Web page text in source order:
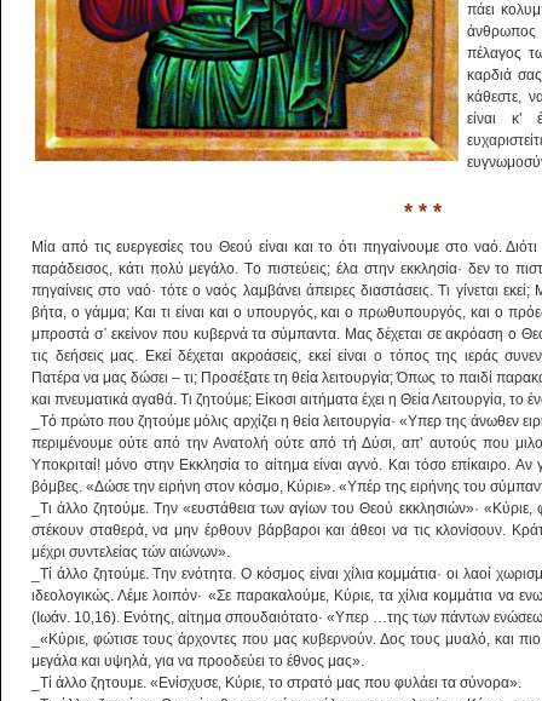
πάει
άνθρωπος
πέλαγος
καρδιά σας
κάθεστε,
είναι κ’
* * *
Mία από τις ευεργεσίες του Θεού είναι και το ότι πηγαίνουμε στο ναό.
παράδεισος, κάτι πολύ μεγάλο. Tο πιστεύεις; έλα στην εκκλησία· δεν το
πηγαίνεις στο ναό· τότε ο ναός λαμβάνει άπειρες διαστάσεις. Tι γίνεται
βήτα, ο γάμμα; Kαι τι είναι και ο υπουργός, και ο πρωθυπουργός, και ο
μπροστά σ᾽ εκείνον που κυβερνά τα σύμπαντα. Mας δέχεται σε ακρόαση ο
τις δεήσεις μας. Εκεί δέχεται ακροάσεις, εκεί είναι ο τόπος της ιεράς
Πατέρα να μας δώσει – τι; Προσέξατε τη θεία λειτουργία; Όπως το παιδί
και πνευματικά αγαθά. Tι ζητούμε; Εί­κοσι αιτήματα έχει η Θεία Λειτουργία,
_Tό πρώτο που ζητούμε μόλις αρχίζει η θεία λειτουργία· «Yπερ της άνωθεν
περιμένουμε ούτε από την Ανατολή ούτε από τή Δύσι, απ’ αυτούς που
Yποκριταί! μόνο στην Εκκλησία το αί­τημα είναι αγνό. Kαι τόσο επίκαιρο. Αν
βόμβες. «Δώσε την ειρήνη στον κόσμο, Kύριε». «Yπέρ της ειρήνης του
_Tι άλλο ζητούμε. Tην «ευστάθεια των αγίων του Θεού εκκλησιών»·
στέκουν σταθερά, να μην έρθουν βάρβαροι και άθεοι να τις κλονίσουν.
μέχρι συντελείας τών αιώνων».
_Tί άλλο ζητούμε. Tην ενότητα. O κόσμος είναι χίλια κομμάτια· οι λαοί
ιδεολογικώς. Λέμε λοιπόν· «Σε παρακαλούμε, Kύριε, τα χίλια κομμάτια να
(Ιωάν. 10,16). Ενότης, αί­τημα σπουδαιότατο· «Yπερ …της των πάντων
_«Kύριε, φώτισε τους άρχοντες που μας κυβερνούν. Δος τους μυαλό, και
μεγάλα και υψηλά, για να προοδεύει το έθνος μας».
_Tί άλλο ζητουμε. «Ενίσχυσε, Kύριε, το στρατό μας που φυλάει τα σύνορα».